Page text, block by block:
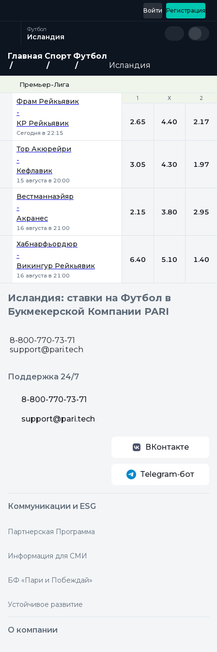
Регистрация
Войти
Футбол
Исландия
Главная Спорт Футбол
Исландия
Премьер-Лига
1 Х 2
Фрам Рейкьявик
-
КР Рейкьявик
Сегодня в 22:15
1 Х 2
2.65 4.40 2.17
Тор Акюрейри
-
Кефлавик
15 августа в 20:00
3.05 4.30 1.97
Вестманнаэйяр
-
Акранес
16 августа в 21:00
2.15 3.80 2.95
Хабнарфьордюр
-
Викингур Рейкьявик
16 августа в 21:00
6.40 5.10 1.40
Исландия: ставки на Футбол в
Букмекерской Компании PARI
8-800-770-73-71
support@pari.tech
Поддержка 24/7
8-800-770-73-71
support@pari.tech
ВКонтакте
Telegram‑бот
Коммуникации и ESG
Партнерская Программа
Информация для СМИ
БФ «Пари и Побеждай»
Устойчивое развитие
О компании